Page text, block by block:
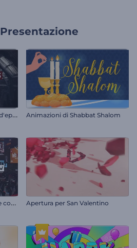
Presentazione
P
resentazione di cronache d'epoca Animazioni di Shabbat Shalom
P
resentazione di diapositive con glitch cromatici Apertura per San Valentino